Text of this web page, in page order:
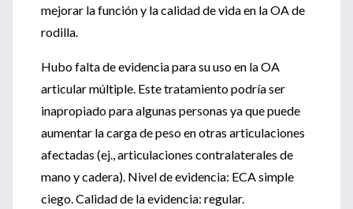
mejorar la función y la calidad de vida en la OA de
rodilla.
Hubo falta de evidencia para su uso en la OA
articular múltiple. Este tratamiento podría ser
inapropiado para algunas personas ya que puede
aumentar la carga de peso en otras articulaciones
afectadas (ej., articulaciones contralaterales de
mano y cadera). Nivel de evidencia: ECA simple
ciego. Calidad de la evidencia: regular.